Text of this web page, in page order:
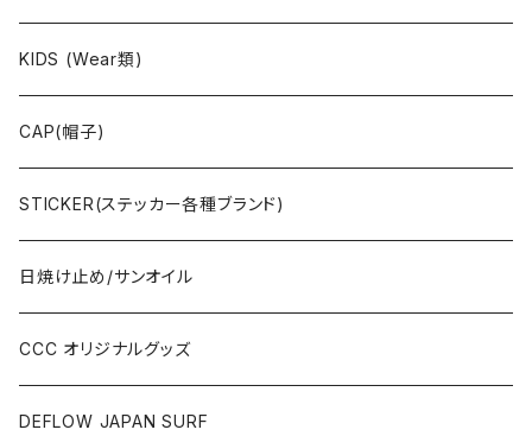
CAP/HAT(キャップ類)
OTHERS(ドックタウン小物)
KIDS (Wear類)
CAP(帽子)
STICKER(ステッカー各種ブランド)
日焼け止め/サンオイル
CCC オリジナルグッズ
DEFLOW JAPAN SURF